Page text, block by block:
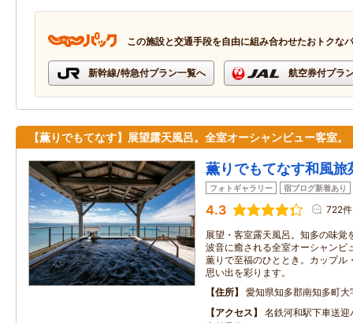
この施設と交通手段を自由に組み合わせたおトクな
新幹線/特急付プラン一覧へ 航空券付プラ
【薫りでもてなす】展望露天風呂。全室オーシャンビュー客室。
薫りでもてなす和風
フォトギャラリー 宿ブログ新着あり
4.3 722件
展望・客室露天風呂。知多の味覚
波音に癒される全室オーシャンビ
薫りで至福のひととき。カップル
思い出を彩ります。
住所
愛知県知多郡南知多町大
アクセス
名鉄河和駅下車送